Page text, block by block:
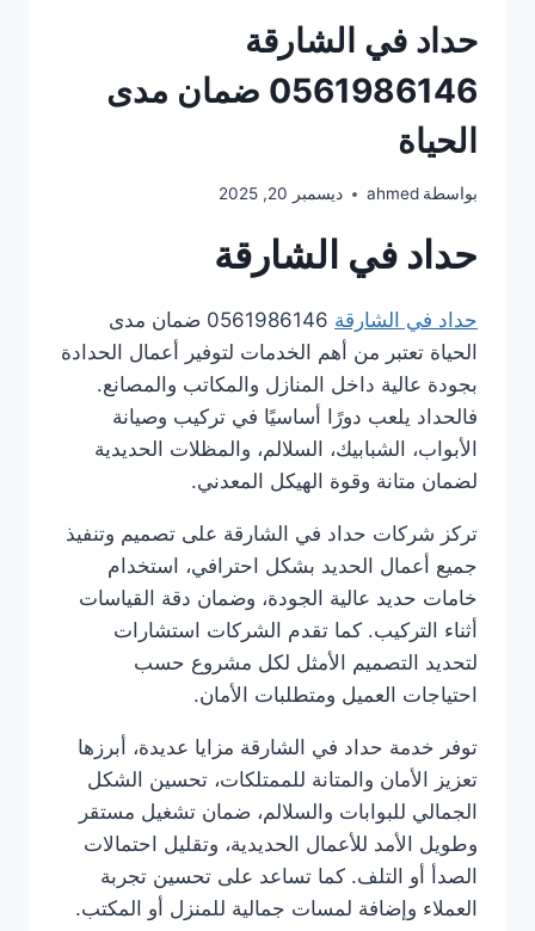
حداد في الشارقة
0561986146 ضمان مدى
الحياة
بواسطة ahmed ديسمبر 20, 2025
حداد في الشارقة
حداد في الشارقة
0561986146 ضمان مدى
الحياة تعتبر من أهم الخدمات لتوفير أعمال الحدادة
بجودة عالية داخل المنازل والمكاتب والمصانع.
فالحداد يلعب دورًا أساسيًا في تركيب وصيانة
الأبواب، الشبابيك، السلالم، والمظلات الحديدية
لضمان متانة وقوة الهيكل المعدني.
تركز شركات حداد في الشارقة على تصميم وتنفيذ
جميع أعمال الحديد بشكل احترافي، استخدام
خامات حديد عالية الجودة، وضمان دقة القياسات
أثناء التركيب. كما تقدم الشركات استشارات
لتحديد التصميم الأمثل لكل مشروع حسب
احتياجات العميل ومتطلبات الأمان.
توفر خدمة حداد في الشارقة مزايا عديدة، أبرزها
تعزيز الأمان والمتانة للممتلكات، تحسين الشكل
الجمالي للبوابات والسلالم، ضمان تشغيل مستقر
وطويل الأمد للأعمال الحديدية، وتقليل احتمالات
الصدأ أو التلف. كما تساعد على تحسين تجربة
العملاء وإضافة لمسات جمالية للمنزل أو المكتب.